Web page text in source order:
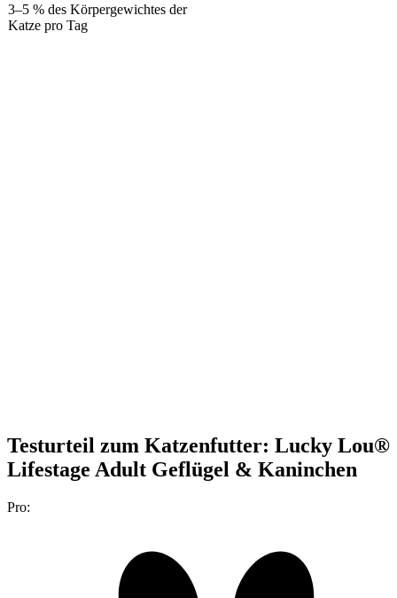
3–5 % des Körpergewichtes der
Katze pro Tag
Testurteil zum Katzenfutter: Lucky Lou®
Lifestage Adult Geflügel & Kaninchen
Pro: